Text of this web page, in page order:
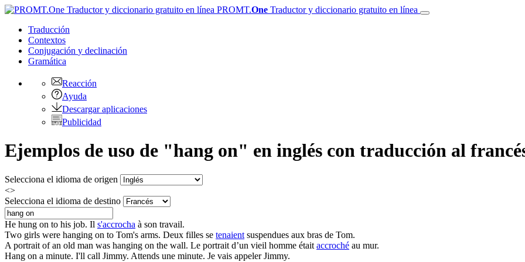
PROMT.One Traductor y diccionario gratuito en línea
Traducción
Contextos
Conjugación y declinación
Gramática
Reacción
Ayuda
Descargar aplicaciones
Publicidad
Ejemplos de uso de "hang on" en inglés con traducción al
Selecciona el idioma de origen
<>
Selecciona el idioma de destino
He hung on to his job. Il s'accrocha à son travail.
Two girls were hanging on to Tom's arms. Deux filles se tenaient suspendues aux bras de Tom.
A portrait of an old man was hanging on the wall. Le portrait d’un vieil homme était accroché au mur.
Hang on a minute. I'll call Jimmy. Attends une minute. Je vais appeler Jimmy.